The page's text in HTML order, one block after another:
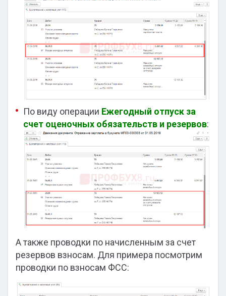
По виду операции Ежегодный отпуск за
счет оценочных обязательств и резервов:
А также проводки по начисленным за счет
резервов взносам. Для примера посмотрим
проводки по взносам ФСС: